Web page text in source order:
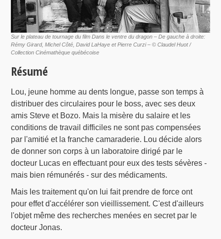
Sur le plateau de tournage du film Dans le ventre du dragon – De gauche à droite:
Rémy Girard, Michel Côté, David LaHaye et Pierre Curzi – © Claudel Huot /
Collection Cinémathèque québécoise
Résumé
Lou, jeune homme au dents longue, passe son temps à
distribuer des circulaires pour le boss, avec ses deux
amis Steve et Bozo. Mais la misère du salaire et les
conditions de travail difficiles ne sont pas compensées
par l'amitié et la franche camaraderie. Lou décide alors
de donner son corps à un laboratoire dirigé par le
docteur Lucas en effectuant pour eux des tests sévères -
mais bien rémunérés - sur des médicaments.
Mais les traitement qu'on lui fait prendre de force ont
pour effet d'accélérer son vieillissement. C'est d'ailleurs
l'objet même des recherches menées en secret par le
docteur Jonas.